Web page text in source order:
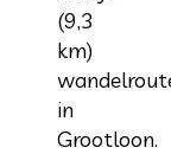
(9,3
km)
in
Grootloon.